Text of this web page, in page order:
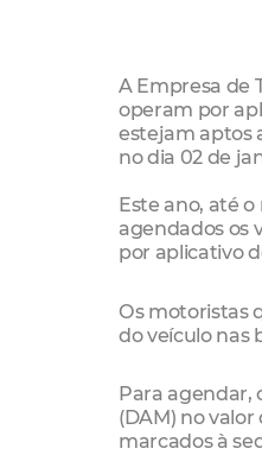
A Empresa de
operam por
estejam aptos
no dia 02 de
Este ano, até
agendados os
por aplicativo
Os motoristas
do veículo nas
Para agendar,
(DAM) no
marcados à